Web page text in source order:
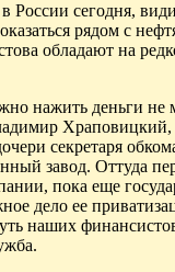
России сегодня,
рядом с
обладают на
нажить деньги не
секретаря
завод. Оттуда
пока еще
дело ее
наших